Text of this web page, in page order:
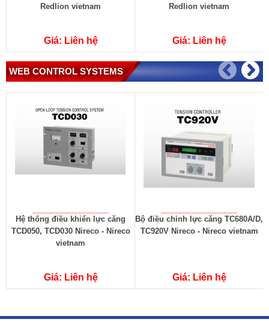
Redlion vietnam
Giá: Liên hệ
Redlion vietnam
Giá: Liên hệ
WEB CONTROL SYSTEMS
Hệ thống điều khiển lực căng
TCD050, TCD030 Nireco - Nireco
vietnam
Giá: Liên hệ
Bộ điều chỉnh lực căng TC680A/D,
TC920V Nireco - Nireco vietnam
Giá: Liên hệ